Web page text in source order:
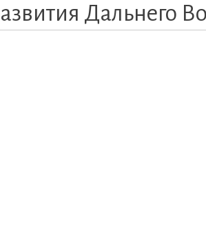
Дальнего